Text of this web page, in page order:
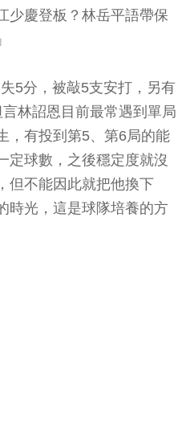
少慶登板？林岳平語帶保
5分，被敲5支安打，另有
林詔恩目前最常遇到單局
，有投到第5、第6局的能
定球數，之後穩定度就沒
但不能因此就把他換下
時光，這是球隊培養的方